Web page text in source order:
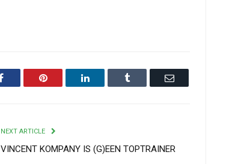
Facebook Pinterest LinkedIn Tumblr Email
NEXT ARTICLE
VINCENT KOMPANY IS (G)EEN TOPTRAINER